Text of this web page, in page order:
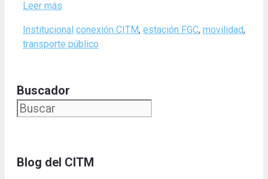
Leer más
Categories
Institucional Tags
conexión CITM, estación FGC, movilidad,
transporte público
Buscador
Blog del CITM